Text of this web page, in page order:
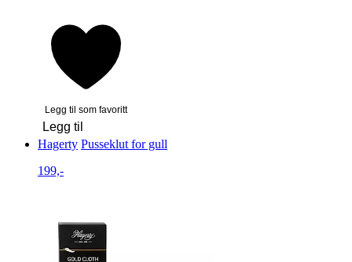
Legg til som favoritt
Legg til
Hagerty Pusseklut for gull
199,-